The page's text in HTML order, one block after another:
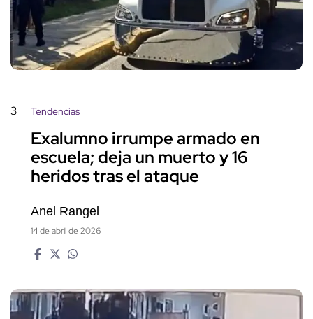
3 Tendencias
Exalumno irrumpe armado en
escuela; deja un muerto y 16
heridos tras el ataque
Anel Rangel
14 de abril de 2026